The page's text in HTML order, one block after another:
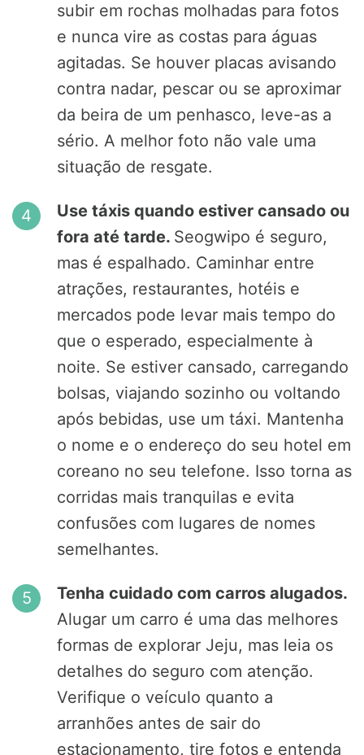
subir em rochas molhadas para fotos
e nunca vire as costas para águas
agitadas. Se houver placas avisando
contra nadar, pescar ou se aproximar
da beira de um penhasco, leve-as a
sério. A melhor foto não vale uma
situação de resgate.
Use táxis quando estiver cansado ou
fora até tarde. Seogwipo é seguro,
mas é espalhado. Caminhar entre
atrações, restaurantes, hotéis e
mercados pode levar mais tempo do
que o esperado, especialmente à
noite. Se estiver cansado, carregando
bolsas, viajando sozinho ou voltando
após bebidas, use um táxi. Mantenha
o nome e o endereço do seu hotel em
coreano no seu telefone. Isso torna as
corridas mais tranquilas e evita
confusões com lugares de nomes
semelhantes.
Tenha cuidado com carros alugados.
Alugar um carro é uma das melhores
formas de explorar Jeju, mas leia os
detalhes do seguro com atenção.
Verifique o veículo quanto a
arranhões antes de sair do
estacionamento, tire fotos e entenda